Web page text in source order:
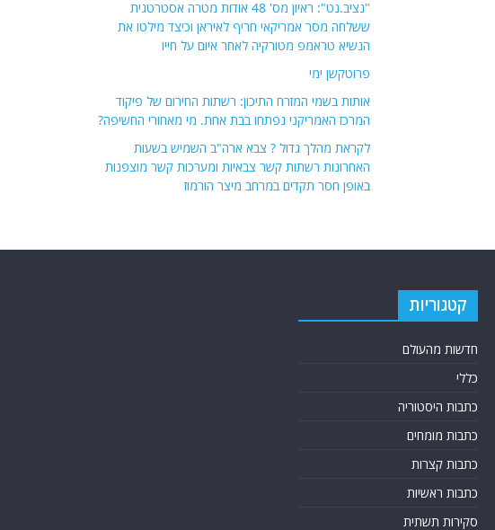
"נציב.נט": ראיון מס' 48 אודות מטרה אסטרטגית
ששלחה מסר אמריקאי חריף לאיראן וכיצד מילטו את
הנשיא טראמפ מטורקיה לאחר איום על חייו
פרוטקשן ימי
אותות בשמי המזרח התיכון: רשתות החירום של פיקוד
המרכז האמריקני נפתחו בבת אחת. מי מאחורי החשיפה?
לקראת מהלך גדול ? צבא ארה"ב השמיש בשעות
האחרונות רשתות קשר צבאיות ומערכות קשר מוצפנות
באופן חסר תקדים במרחב מיצר הורמוז
קטגוריות
חדשות מהעולם
כללי
כתבות היסטוריה
כתבות מומחים
כתבות קצרות
כתבות ראשיות
סקירות תשתית